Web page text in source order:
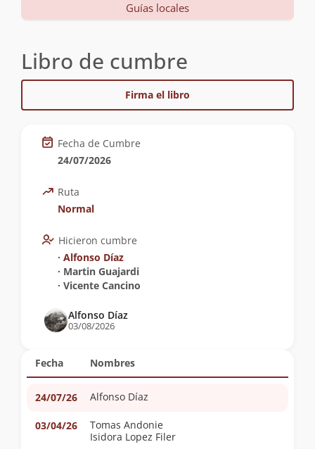
Guías locales
Libro de cumbre
Firma el libro
Fecha Nombres
24/07/26 Alfonso Díaz
03/04/26
Tomas Andonie
Isidora Lopez Filer
Fecha de Cumbre
24/07/2026
Ruta
Normal
Hicieron cumbre
∙ Alfonso Díaz
∙ Martin Guajardi
∙ Vicente Cancino
Alfonso Díaz
03/08/2026